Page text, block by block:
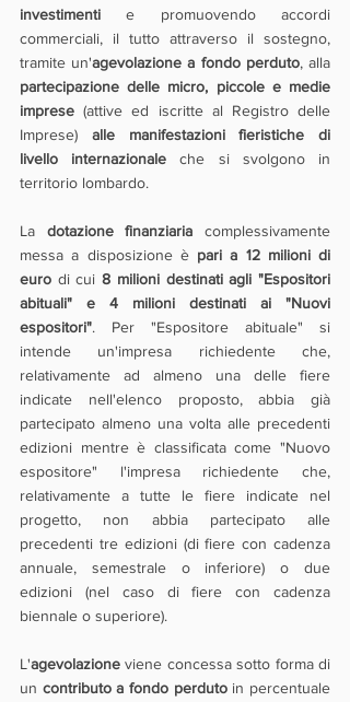
investimenti e promuovendo accordi
commerciali, il tutto attraverso il sostegno,
tramite un'agevolazione a fondo perduto
partecipazione delle micro, piccole e medie
imprese (attive ed iscritte al Registro delle
Imprese) alle manifestazioni fieristiche di
livello internazionale che si svolgono in
territorio lombardo.
La dotazione finanziaria complessivamente
messa a disposizione è pari a 12 milioni di
euro di cui 8 milioni destinati agli "Espositori
abituali" e 4 milioni destinati ai "Nuovi
espositori". Per "Espositore abituale" si
intende un'impresa richiedente che,
relativamente ad almeno una delle fiere
indicate nell'elenco proposto, abbia già
partecipato almeno una volta alle precedenti
edizioni mentre è classificata come "Nuovo
espositore" l'impresa richiedente che,
relativamente a tutte le fiere indicate nel
progetto, non abbia partecipato alle
precedenti tre edizioni (di fiere con cadenza
annuale, semestrale o inferiore) o due
edizioni (nel caso di fiere con cadenza
biennale o superiore).
L'agevolazione viene concessa sotto forma di
un contributo a fondo perduto in percentuale